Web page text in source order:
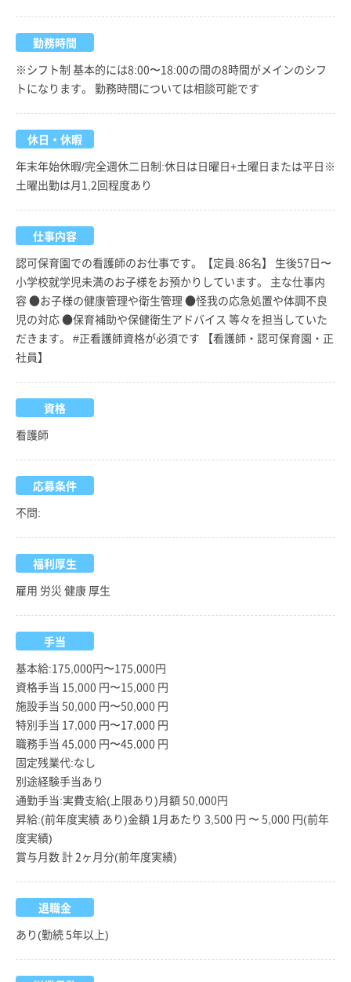
勤務時間
※シフト制 基本的には8:00〜18:00の間の8時間がメインのシフ
トになります。 勤務時間については相談可能です
休日・休暇
年末年始休暇/完全週休二日制:休日は日曜日+土曜日または平日※
土曜出勤は月1,2回程度あり
仕事内容
認可保育園での看護師のお仕事です。【定員:86名】 生後57日〜
小学校就学児未満のお子様をお預かりしています。 主な仕事内
容 ●お子様の健康管理や衛生管理 ●怪我の応急処置や体調不良
児の対応 ●保育補助や保健衛生アドバイス 等々を担当していた
だきます。 #正看護師資格が必須です 【看護師・認可保育園・正
社員】
資格
看護師
応募条件
不問:
福利厚生
雇用 労災 健康 厚生
手当
基本給:175,000円〜175,000円
資格手当 15,000 円〜15,000 円
施設手当 50,000 円〜50,000 円
特別手当 17,000 円〜17,000 円
職務手当 45,000 円〜45,000 円
固定残業代:なし
別途経験手当あり
通勤手当:実費支給(上限あり)月額 50,000円
昇給:(前年度実績 あり)金額 1月あたり 3,500 円 〜 5,000 円(前年
度実績)
賞与月数 計 2ヶ月分(前年度実績)
退職金
あり(勤続 5年以上)